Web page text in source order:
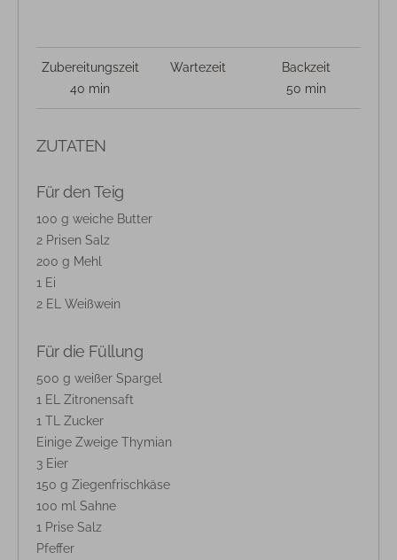
Zubereitungszeit
40 min
Wartezeit
Backzeit
50 min
ZUTATEN
Für den Teig
100 g weiche Butter
2 Prisen Salz
200 g Mehl
1 Ei
2 EL Weißwein
Für die Füllung
500 g weißer Spargel
1 EL Zitronensaft
1 TL Zucker
Einige Zweige Thymian
3 Eier
150 g Ziegenfrischkäse
100 ml Sahne
1 Prise Salz
Pfeffer